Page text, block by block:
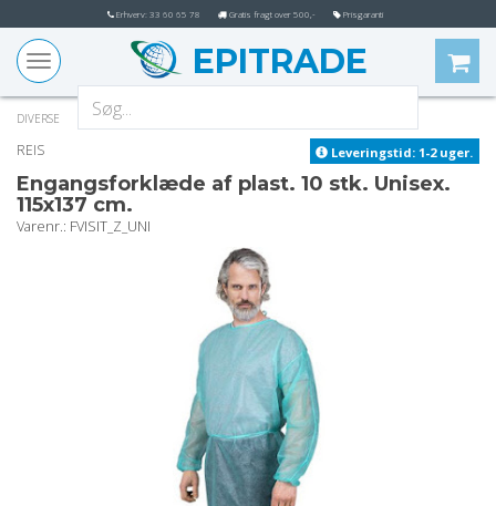
Erhverv: 33 60 65 78 Gratis fragt over 500,- Prisgaranti
Toggle
navigation
EPITRADE
DIVERSE
Leveringstid: 1-2 uger.
REIS
Engangsforklæde af plast. 10 stk. Unisex.
115x137 cm.
varenr.: FVISIT_Z_UNI